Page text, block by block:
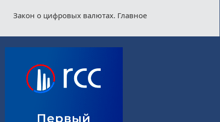
Закон о цифровых валютах. Главное